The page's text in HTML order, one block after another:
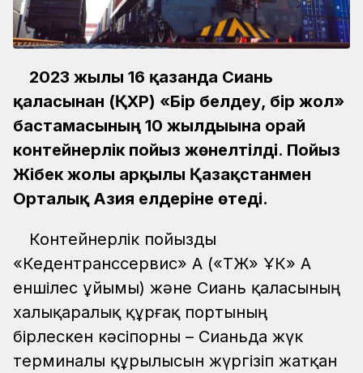
2023 жылғы 16 қазанда Сиань
қаласынан (ҚХР) «Бір белдеу, бір жол»
бастамасының 10 жылдығына орай
контейнерлік пойыз жөнелтілді. Пойыз
Жібек жолы арқылы Қазақстанмен
Орталық Азия елдеріне өтеді.
Контейнерлік пойызды
«Кедентранссервис» АҚ («ҚТЖ» ҰК» АҚ
еншілес ұйымы) және Сиань қаласының
халықаралық құрғақ портының
бірлескен кәсіпорны – Сианьда жүк
терминалы құрылысын жүргізіп жатқан